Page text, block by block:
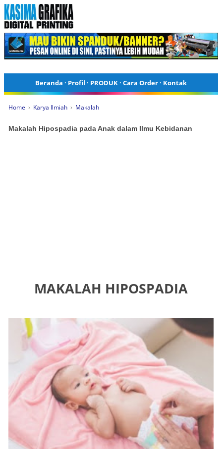
Beranda · Profil · PRODUK· Cara Order· Kontak
Home › Karya Ilmiah › Makalah
Makalah Hipospadia pada Anak dalam Ilmu Kebidanan
MAKALAH HIPOSPADIA